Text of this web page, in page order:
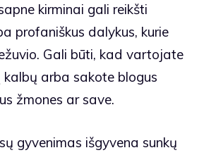
kirminai gali reikšti
profaniškus dalykus, kurie
Gali būti, kad vartojate
kalbų arba sakote blogus
žmones ar save.
gyvenimas išgyvena sunkų